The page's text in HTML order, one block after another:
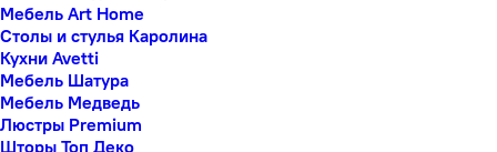
Мебель Art Home
Столы и стулья Каролина
Кухни Avetti
Мебель Шатура
Мебель Медведь
Люстры Premium
Шторы Топ Деко